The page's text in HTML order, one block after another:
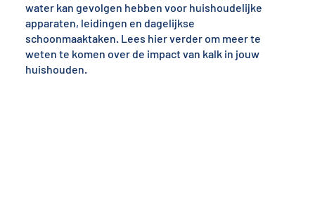
water kan gevolgen hebben voor huishoudelijke
apparaten, leidingen en dagelijkse
schoonmaaktaken. Lees hier verder om meer te
weten te komen over de impact van kalk in jouw
huishouden.